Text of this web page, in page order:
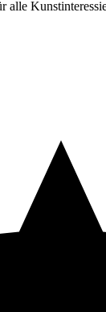
alle